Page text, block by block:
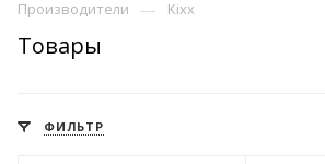
Производители — Kixx
Товары
ФИЛЬТР